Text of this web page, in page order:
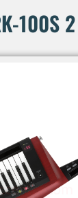
100S 2